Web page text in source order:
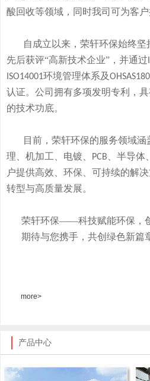
酸回收等领域， 同时我司可为客
自成立以来，荣轩环保始终坚
先后获评“高新技术企业”，并通过
ISO14001环境管理体系及
认证。公司拥有多项发明专利，
的技术功底。
目前，荣轩环保的服务领域
理、机加工、电镀、
PCB
、半导
户提供高效、环保、可持续的解
转型与高质量发展。
荣轩环保——科技赋能环保，
期待与您携手，共创绿色新篇
more>
产品中心